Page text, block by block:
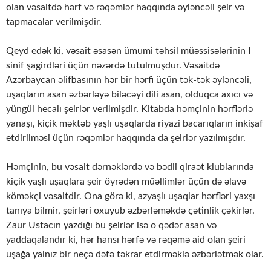
olan vəsaitdə hərf və rəqəmlər haqqında əyləncəli şeir və
tapmacalar verilmişdir.
Qeyd edək ki, vəsait əsasən ümumi təhsil müəssisələrinin I
sinif şagirdləri üçün nəzərdə tutulmuşdur. Vəsaitdə
Azərbaycan əlifbasının hər bir hərfi üçün tək-tək əyləncəli,
uşaqların asan əzbərləyə biləcəyi dili asan, olduqca axıcı və
yüngül hecalı şeirlər verilmişdir. Kitabda həmçinin hərflərlə
yanaşı, kiçik məktəb yaşlı uşaqlarda riyazi bacarıqların inkişaf
etdirilməsi üçün rəqəmlər haqqında da şeirlər yazılmışdır.
Həmçinin, bu vəsait dərnəklərdə və bədii qiraət klublarında
kiçik yaşlı uşaqlara şeir öyrədən müəllimlər üçün də əlavə
köməkçi vəsaitdir. Ona görə ki, azyaşlı uşaqlar hərfləri yaxşı
tanıya bilmir, şeirləri oxuyub əzbərləməkdə çətinlik çəkirlər.
Zaur Ustacın yazdığı bu şeirlər isə o qədər asan və
yaddaqalandır ki, hər hansı hərfə və rəqəmə aid olan şeiri
uşağa yalnız bir neçə dəfə təkrar etdirməklə əzbərlətmək olar.